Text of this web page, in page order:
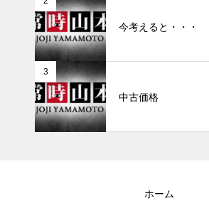
今考えると・・・
3
中古価格
ホーム